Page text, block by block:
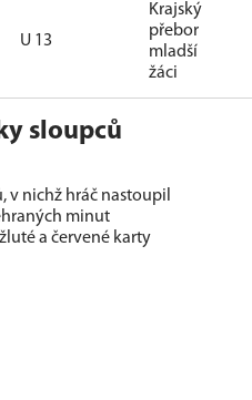
U 13
Krajský
přebor
mladší
žáci
sloupců
v nichž hráč nastoupil
minut
žluté a červené karty